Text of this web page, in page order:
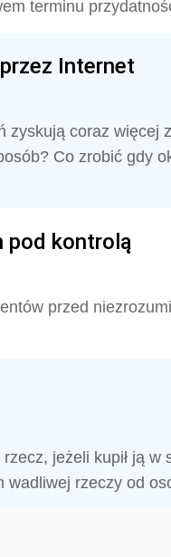
terminu
Internet
zyskują coraz więcej
Co zrobić gdy
pod kontrolą
przed
jeżeli kupił ją
wadliwej rzeczy od